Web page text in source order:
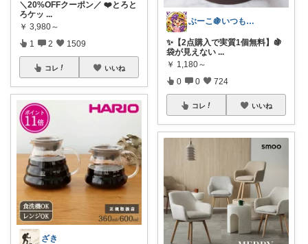
＼20%OFFクーポン／ ❤️とろと
ろケッ ...
￥ 3,980～
1 2 1509
コレ いいね
ざき
ぶーこ🍇いつもありがとう😊
✨【2点購入で実質1個無料】🍇
袋が見えない ...
￥ 1,180～
0 0 724
コレ いいね